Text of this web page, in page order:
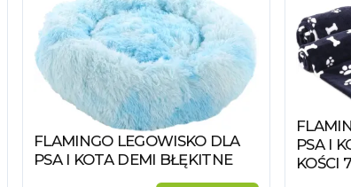
Zobacz produkt
FLAMINGO LEGOWISKO DLA
PSA I KOTA DEMI BŁĘKITNE
PSA I
KOŚCI